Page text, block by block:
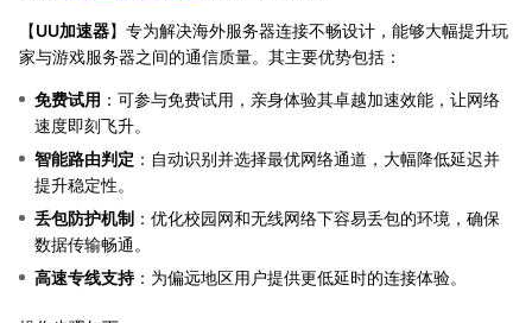
【UU加速器】专为解决海外服务器连接不畅设计，能够大幅提升玩
家与游戏服务器之间的通信质量。其主要优势包括：
免费试用 ：可参与免费试用，亲身体验其卓越加速效能，让网络
速度即刻飞升。
智能路由判定 ：自动识别并选择最优网络通道，大幅降低延迟并
提升稳定性。
丢包防护机制 ：优化校园网和无线网络下容易丢包的环境，确保
数据传输畅通。
高速专线支持：为偏远地区用户提供更低延时的连接体验。